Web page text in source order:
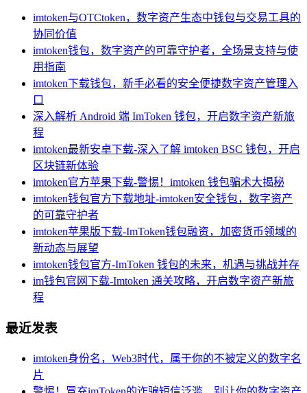
imtoken与OTCtoken，数字资产生态中钱包与交易工具的
协同价值
imtoken钱包，数字资产的可靠守护者，全场景支持与使
用指南
imtoken下载钱包，新手必看的安全便捷数字资产管理入
口
深入解析 Android 端 ImToken 钱包，开启数字资产新旅
程
imtoken最新安卓下载-深入了解 imtoken BSC 钱包，开启
区块链新体验
imtoken官方苹果下载-警惕！imtoken 钱包骗术大揭秘
imtoken钱包官方下载地址-imtoken安全钱包，数字资产
的可靠守护者
imtoken苹果版下载-ImToken钱包融资，加密货币领域的
新动态与展望
imtoken钱包官方-ImToken 钱包的未来，机遇与挑战并存
im钱包官网下载-Imtoken 通关攻略，开启数字资产新旅
程
最近发表
imtoken身份名，Web3时代，属于你的不被定义的数字名
片